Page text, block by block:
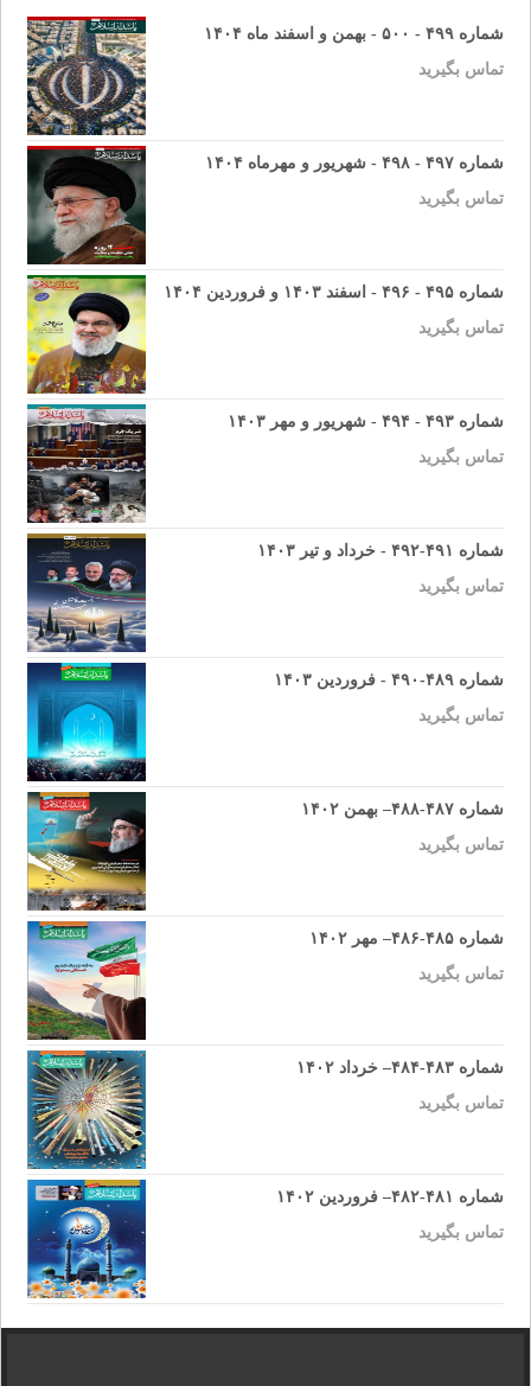
شماره ۴۹۹ - ۵۰۰ - بهمن و اسفند ماه ۱۴۰۴
تماس بگیرید
شماره ۴۹۷ - ۴۹۸ - شهریور و مهرماه ۱۴۰۴
تماس بگیرید
شماره ۴۹۵ - ۴۹۶ - اسفند ۱۴۰۳ و فروردین ۱۴۰۴
تماس بگیرید
شماره ۴۹۳ - ۴۹۴ - شهریور و مهر ۱۴۰۳
تماس بگیرید
شماره ۴۹۱-۴۹۲ - خرداد و تیر ۱۴۰۳
تماس بگیرید
شماره ۴۸۹-۴۹۰ - فروردین ۱۴۰۳
تماس بگیرید
شماره ۴۸۷-۴۸۸– بهمن ۱۴۰۲
تماس بگیرید
شماره ۴۸۵-۴۸۶– مهر ۱۴۰۲
تماس بگیرید
شماره ۴۸۳-۴۸۴– خرداد ۱۴۰۲
تماس بگیرید
شماره ۴۸۱-۴۸۲– فروردین ۱۴۰۲
تماس بگیرید